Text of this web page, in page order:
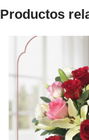
Productos